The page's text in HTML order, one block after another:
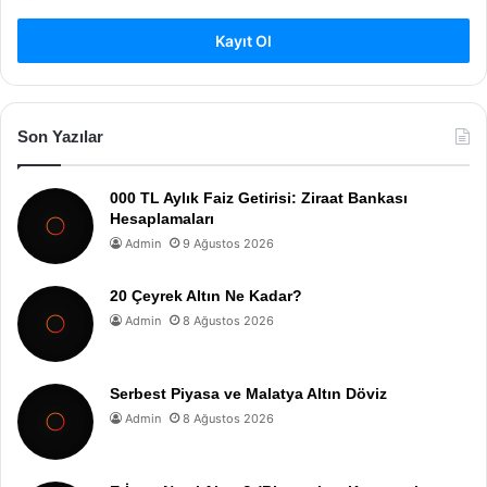
Kayıt Ol
Son Yazılar
000 TL Aylık Faiz Getirisi: Ziraat Bankası
Hesaplamaları
Admin 9 Ağustos 2026
20 Çeyrek Altın Ne Kadar?
Admin 8 Ağustos 2026
Serbest Piyasa ve Malatya Altın Döviz
Admin 8 Ağustos 2026